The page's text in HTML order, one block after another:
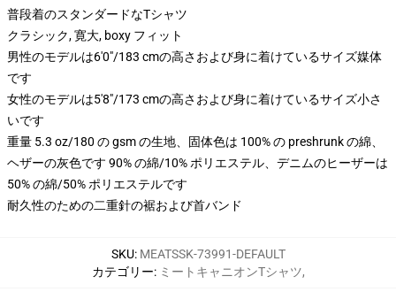
普段着のスタンダードなTシャツ
クラシック, 寛大, boxy フィット
男性のモデルは6'0"/183 cmの高さおよび身に着けているサイズ媒体
です
女性のモデルは5'8"/173 cmの高さおよび身に着けているサイズ小さ
いです
重量 5.3 oz/180 の gsm の生地、固体色は 100% の preshrunk の綿、
ヘザーの灰色です 90% の綿/10% ポリエステル、デニムのヒーザーは
50% の綿/50% ポリエステルです
耐久性のための二重針の裾および首バンド
SKU: MEATSSK-73991-DEFAULT
カテゴリー: ミートキャニオンTシャツ,